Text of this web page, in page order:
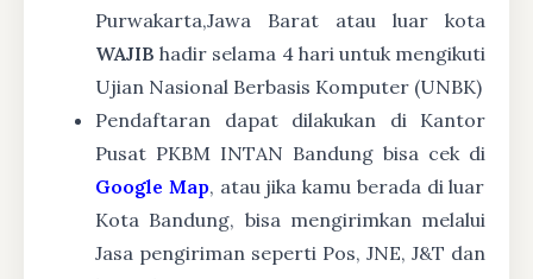
Purwakarta,Jawa Barat atau luar kota
WAJIB hadir selama 4 hari untuk mengikuti
Ujian Nasional Berbasis Komputer (UNBK)
Pendaftaran dapat dilakukan di Kantor
Pusat PKBM INTAN Bandung bisa cek di
Google Map, atau jika kamu berada di luar
Kota Bandung, bisa mengirimkan melalui
Jasa pengiriman seperti Pos, JNE, J&T dan